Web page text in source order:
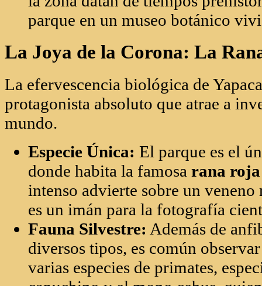
Especie Única:El parque es el
donde habita la famosarana roja
intenso advierte sobre un
es un imán para la fotografía
Fauna Silvestre:Además de
diversos tipos, es común
varias especies de primates,
capuchino y el mono cebus,
de los árboles prehistóricos.
Exploración Responsable: El
Cabe destacar que el Parque
ecosistema protegido y
seguridad y respeto al entorno: